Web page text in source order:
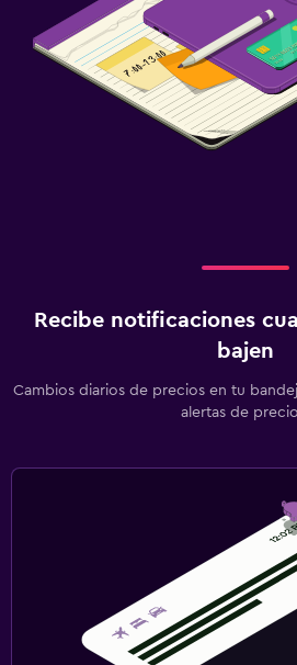
Recibe notificaciones
bajen
Cambios diarios de precios en tu
alertas de